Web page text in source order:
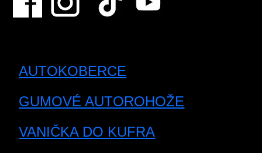
AUTOKOBERCE
GUMOVÉ AUTOROHOŽE
VANIČKA DO KUFRA